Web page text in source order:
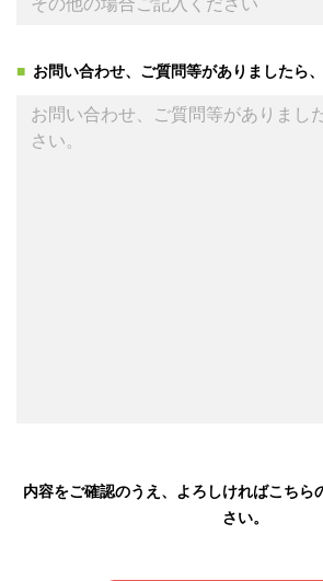
お問い合わせ、ご質問等がありましたら
内容をご確認のうえ、よろしければこちら
さい。